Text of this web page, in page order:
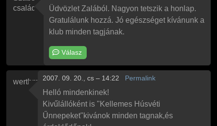
család
Üdvözlet Zalából. Nagyon tetszik a honlap.
Gratulálunk hozzá. Jó egészséget kívánunk a
klub minden tagjának.
Válasz
werthm 2007. 09. 20., cs – 14:22 Permalink
Helló mindenkinek!
Kivűlállóként is "Kellemes Húsvéti
Űnnepeket"kivánok minden tagnak,és